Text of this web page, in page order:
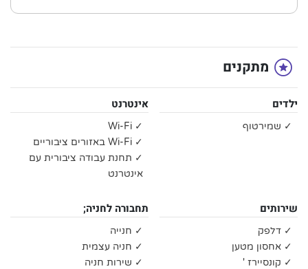
מתקנים
ילדים
✓ שמירטוף
אינטרנט
✓ Wi-Fi
✓ Wi-Fi באזורים ציבוריים
✓ תחנת עבודה ציבורית עם
אינטרנט
שירותים
✓ דלפק
✓ אחסון מטען
✓ קונסיירז '
תחבורה לחניה;
✓ חנייה
✓ חניה עצמית
✓ שירות חניה